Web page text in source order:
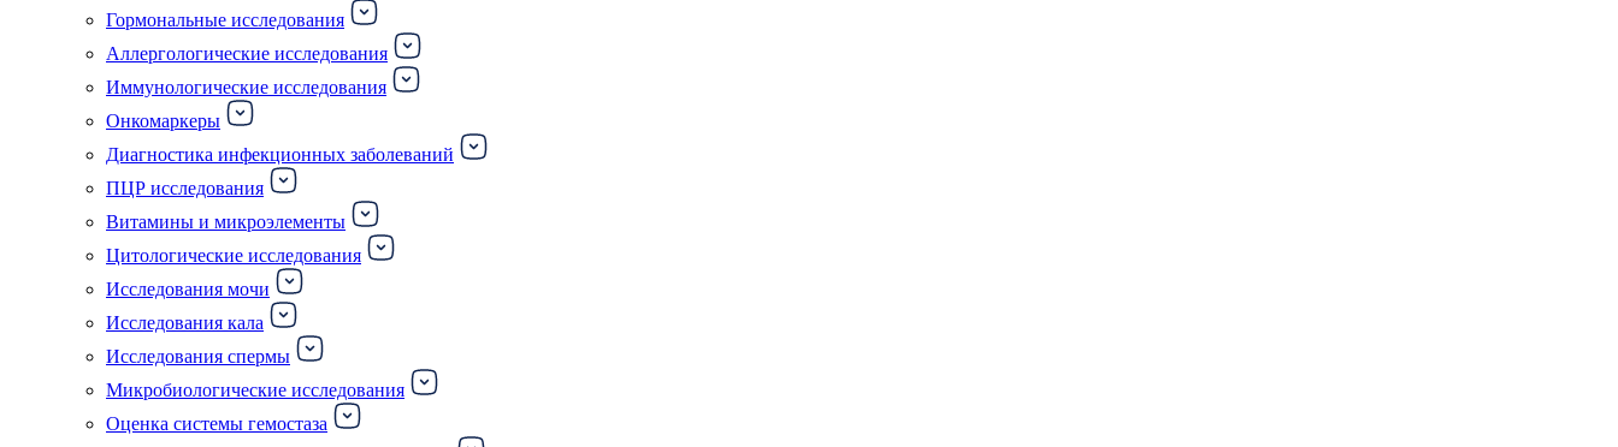
Гормональные исследования
Аллергологические исследования
Иммунологические исследования
Онкомаркеры
Диагностика инфекционных заболеваний
ПЦР исследования
Витамины и микроэлементы
Цитологические исследования
Исследования мочи
Исследования кала
Исследования спермы
Микробиологические исследования
Оценка системы гемостаза